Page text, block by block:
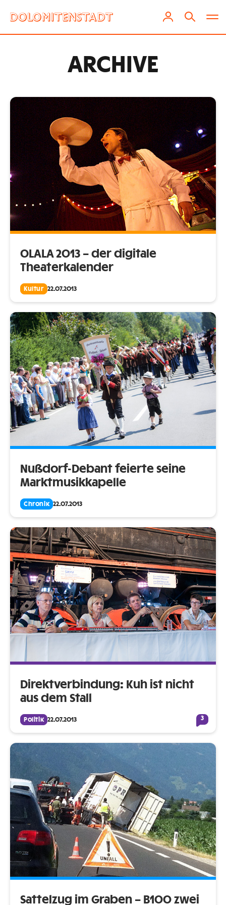
ARCHIVE
OLALA 2013 – der digitale
Theaterkalender
Kultur 22.07.2013
Nußdorf-Debant feierte seine
Marktmusikkapelle
Chronik 22.07.2013
Direktverbindung: Kuh ist nicht
aus dem Stall
Politik 22.07.2013 3
Sattelzug im Graben – B100 zwei